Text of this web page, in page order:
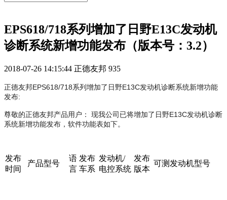
EPS618/718系列增加了日野E13C发动机
诊断系统新增功能发布（版本号：3.2）
2018-07-26 14:15:44 正德友邦 935
正德友邦EPS618/718系列增加了日野E13C发动机诊断系统新增功能
发布:
尊敬的正德友邦产品用户： 现我公司已将增加了日野E13C发动机诊断
系统新增功能发布，软件功能表如下。
发布
时间
产品型号
语
言
发布
车系
发动机/
电控系统
发布
版本
可测发动机型号